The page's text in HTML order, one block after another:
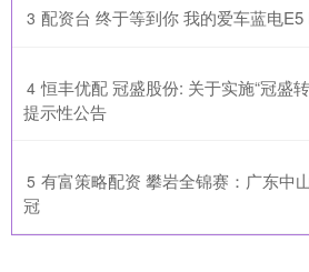
3 配资台 终于等到你 我的爱车蓝电
4 恒丰优配 冠盛股份: 关于实施“冠盛
提示性公告
5 有富策略配资 攀岩全锦赛：广东中
冠